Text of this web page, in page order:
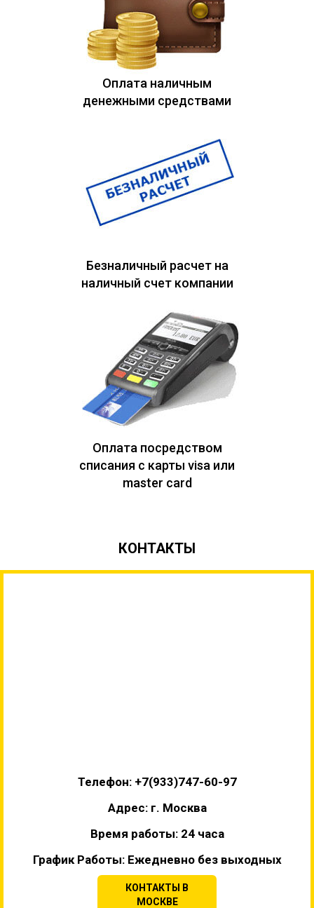
Оплата наличным
денежными средствами
Безналичный расчет на
наличный счет компании
Оплата посредством
списания с карты visa или
master card
КОНТАКТЫ
Телефон: +7(933)747-60-97
Адрес: г. Москва
Время работы: 24 часа
График Работы: Ежедневно без выходных
КОНТАКТЫ В
МОСКВЕ